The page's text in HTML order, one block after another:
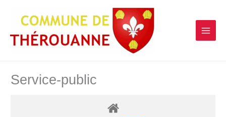
contenu
Service-public